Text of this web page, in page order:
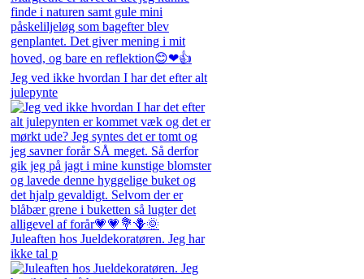
Jeg ved ikke hvordan I har det efter alt
julepynte
Juleaften hos Jueldekoratøren. Jeg har
ikke tal p